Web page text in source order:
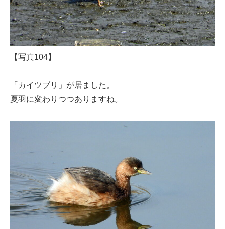
【写真104】
「カイツブリ」が居ました。
夏羽に変わりつつありますね。